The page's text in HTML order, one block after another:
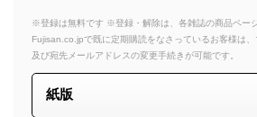
※登録は無料です ※登録・解除は、各雑誌の商品ペー
Fujisan.co.jpで既に定期購読をなさっているお客様は
及び宛先メールアドレスの変更手続きが可能です。